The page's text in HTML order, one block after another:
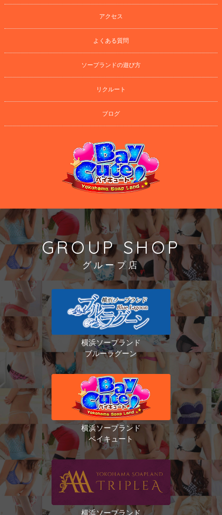
アクセス
よくある質問
ソープランドの遊び方
リクルート
ブログ
GROUP SHOP
グループ店
横浜ソープランド
ブルーラグーン
横浜ソープランド
ベイキュート
横浜ソープランド